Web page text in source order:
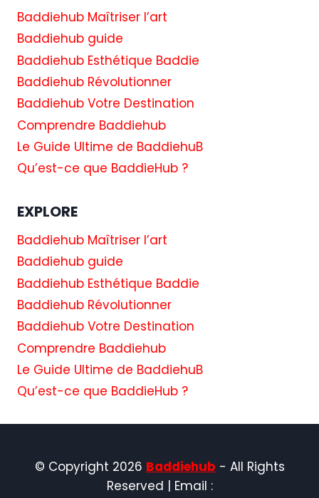
Baddiehub Maîtriser l’art
Baddiehub guide
Baddiehub Esthétique Baddie
Baddiehub Révolutionner
Baddiehub Votre Destination
Comprendre Baddiehub
Le Guide Ultime de BaddiehuB
Qu’est-ce que BaddieHub ?
EXPLORE
Baddiehub Maîtriser l’art
Baddiehub guide
Baddiehub Esthétique Baddie
Baddiehub Révolutionner
Baddiehub Votre Destination
Comprendre Baddiehub
Le Guide Ultime de BaddiehuB
Qu’est-ce que BaddieHub ?
© Copyright 2026 Baddiehub - All Rights
Reserved | Email :